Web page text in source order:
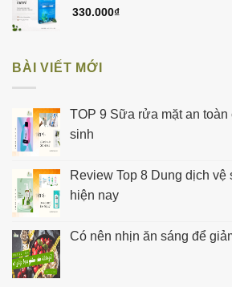
330.000₫
BÀI VIẾT MỚI
TOP 9 Sữa rửa mặt an toàn
sinh
Review Top 8 Dung dịch
hiện nay
Có nên nhịn ăn sáng để